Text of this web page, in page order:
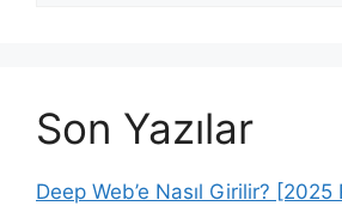
Son Yazılar
Deep Web’e Nasıl Girilir? [2025